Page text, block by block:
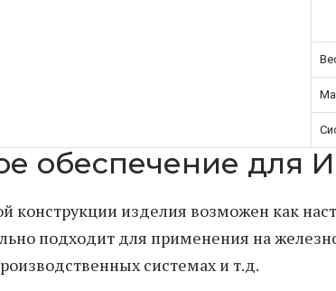
обеспечение для
конструкции изделия возможен как
подходит для применения на
системах и т.д.